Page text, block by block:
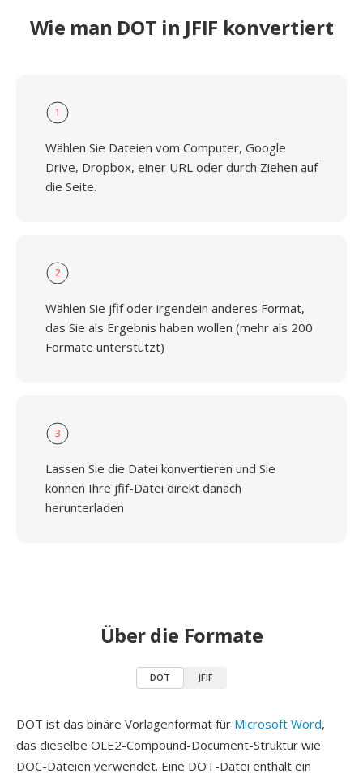
Wie man DOT in JFIF konvertiert
1
Wählen Sie Dateien vom Computer, Google
Drive, Dropbox, einer URL oder durch Ziehen auf
die Seite.
2
Wählen Sie jfif oder irgendein anderes Format,
das Sie als Ergebnis haben wollen (mehr als 200
Formate unterstützt)
3
Lassen Sie die Datei konvertieren und Sie
können Ihre jfif-Datei direkt danach
herunterladen
Über die Formate
DOT JFIF
DOT ist das binäre Vorlagenformat für Microsoft Word,
das dieselbe OLE2-Compound-Document-Struktur wie
DOC-Dateien verwendet. Eine DOT-Datei enthält ein